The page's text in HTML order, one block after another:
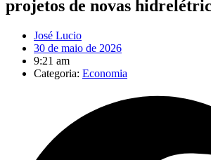
projetos de novas
José Lucio
30 de maio de 2026
9:21 am
Categoria: Economia